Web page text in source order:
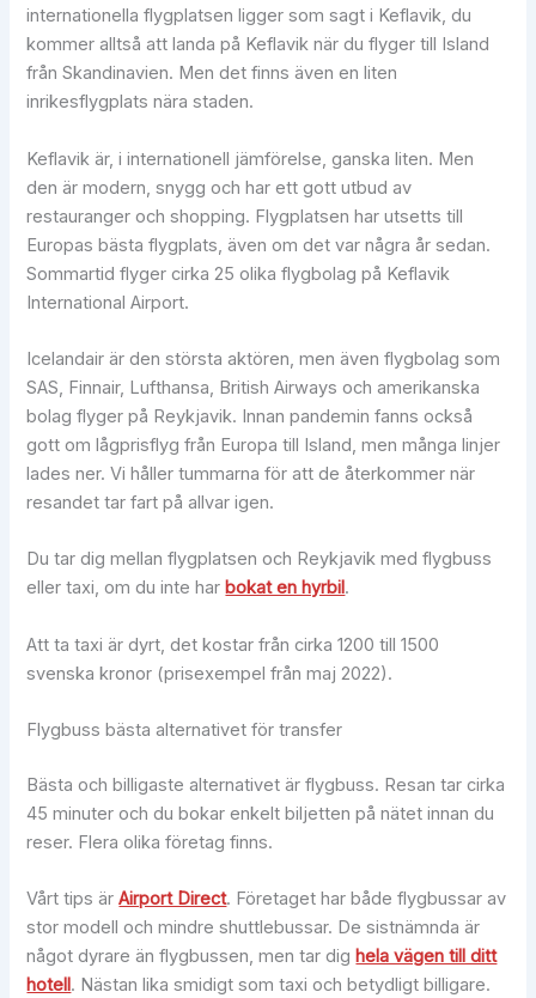
internationella flygplatsen ligger som sagt i Keflavik, du
kommer alltså att landa på Keflavik när du flyger till Island
från Skandinavien. Men det finns även en liten
inrikesflygplats nära staden.
Keflavik är, i internationell jämförelse, ganska liten. Men
den är modern, snygg och har ett gott utbud av
restauranger och shopping. Flygplatsen har utsetts till
Europas bästa flygplats, även om det var några år sedan.
Sommartid flyger cirka 25 olika flygbolag på Keflavik
International Airport.
Icelandair är den största aktören, men även flygbolag som
SAS, Finnair, Lufthansa, British Airways och amerikanska
bolag flyger på Reykjavik. Innan pandemin fanns också
gott om lågprisflyg från Europa till Island, men många linjer
lades ner. Vi håller tummarna för att de återkommer när
resandet tar fart på allvar igen.
Du tar dig mellan flygplatsen och Reykjavik med flygbuss
eller taxi, om du inte har bokat en hyrbil.
Att ta taxi är dyrt, det kostar från cirka 1200 till 1500
svenska kronor (prisexempel från maj 2022).
Flygbuss bästa alternativet för transfer
Bästa och billigaste alternativet är flygbuss. Resan tar cirka
45 minuter och du bokar enkelt biljetten på nätet innan du
reser. Flera olika företag finns.
Vårt tips ärAirport Direct. Företaget har både flygbussar av
stor modell och mindre shuttlebussar. De sistnämnda är
något dyrare än flygbussen, men tar dig hela vägen till ditt
hotell. Nästan lika smidigt som taxi och betydligt billigare.